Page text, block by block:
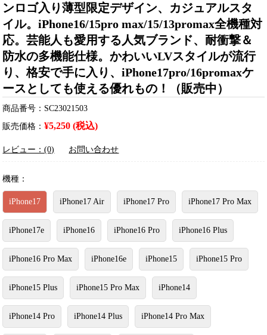
ンロゴ入り薄型限定デザイン、カジュアルスタ
イル。iPhone16/15pro max/15/13promax全機種対
応。芸能人も愛用する人気ブランド、耐衝撃＆
防水の多機能仕様。かわいいLVスタイルが流行
り、格安で手に入り、iPhone17pro/16promaxケ
ースとしても使える優れもの！（販売中）
商品番号：SC23021503
販売価格：¥5,250 (税込)
レビュー：(0) お問い合わせ
機種：
iPhone17 iPhone17 Air iPhone17 Pro iPhone17 Pro Max
iPhone17e iPhone16 iPhone16 Pro iPhone16 Plus
iPhone16 Pro Max iPhone16e iPhone15 iPhone15 Pro
iPhone15 Plus iPhone15 Pro Max iPhone14
iPhone14 Pro iPhone14 Plus iPhone14 Pro Max